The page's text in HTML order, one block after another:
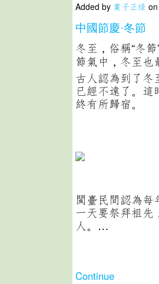
Added by 葉子正绿
中國節慶·冬節
冬至，俗稱“冬
節氣中，冬至也
古人認為到了冬
已經不遠了。
終有所歸宿。
閩臺民間認為
一天要祭拜祖先
人。…
Continue